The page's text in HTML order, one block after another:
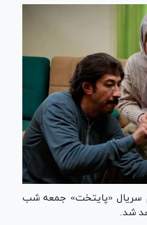
۱۷ فصل هفتم سریال «پایتخت» جمعه شب